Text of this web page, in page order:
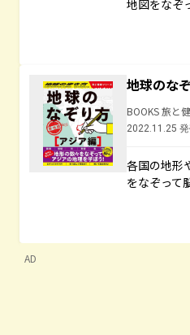
地図をなぞ
地球のな
BOOKS 旅と
2022.11.25
各国の地形
をなぞって
AD